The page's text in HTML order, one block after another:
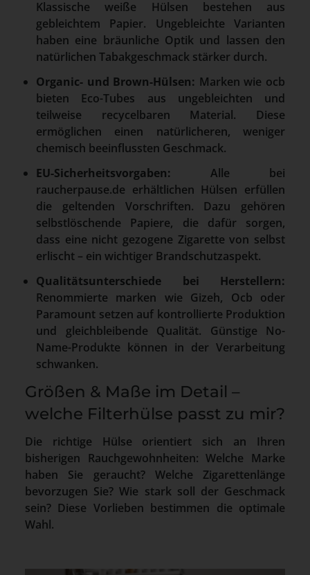
Klassische weiße Hülsen bestehen aus
gebleichtem Papier. Ungebleichte Varianten
haben eine bräunliche Optik und lassen den
natürlichen Tabakgeschmack stärker durch.
Organic- und Brown-Hülsen: Marken wie ocb
bieten Eco-Tubes aus ungebleichten und
teilweise recycelbaren Material. Diese
ermöglichen einen natürlicheren, weniger
chemisch beeinflussten Geschmack.
EU-Sicherheitsvorgaben: Alle bei
raucherpause.de erhältlichen Hülsen erfüllen
die geltenden Vorschriften. Dazu gehören
selbstlöschende Papiere, die dafür sorgen,
dass eine nicht gezogene Zigarette von selbst
erlischt – ein wichtiger Brandschutzaspekt.
Qualitätsunterschiede bei Herstellern:
Renommierte marken wie Gizeh, Ocb oder
Paramount setzen auf kontrollierte Produktion
und gleichbleibende Qualität. Günstige No-
Name-Produkte können in der Verarbeitung
schwanken.
Größen & Maße im Detail –
welche Filterhülse passt zu mir?
Die richtige Hülse orientiert sich an Ihren
bisherigen Rauchgewohnheiten: Welche Marke
haben Sie geraucht? Welche Zigarettenlänge
bevorzugen Sie? Wie stark soll der Geschmack
sein? Diese Vorlieben bestimmen die optimale
Wahl.